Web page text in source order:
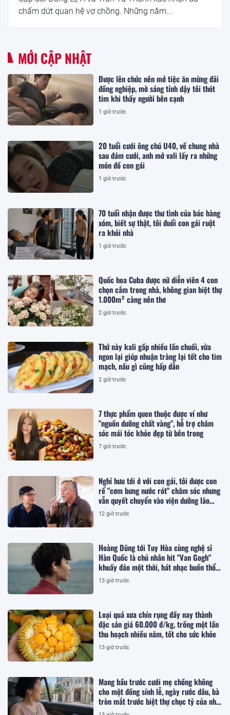
chấm dứt quan hệ vợ chồng. Những năm...
MỚI CẬP NHẬT
Được lên chức nên mở tiệc ăn mừng đãi
đồng nghiệp, mờ sáng tỉnh dậy tôi thót
tim khi thấy người bên cạnh
1 giờ trước
20 tuổi cưới ông chú U40, về chung nhà
sau đám cưới, anh mở vali lấy ra những
món đồ con gái
1 giờ trước
70 tuổi nhận được thư tình của bác hàng
xóm, biết sự thật, tôi đuổi con gái ruột
ra khỏi nhà
1 giờ trước
Quốc hoa Cuba được nữ diễn viên 4 con
chọn cắm trong nhà, không gian biệt thự
1.000m² càng nên thơ
2 giờ trước
Thứ này kali gấp nhiều lần chuối, vừa
ngon lại giúp nhuận tràng lại tốt cho tim
mạch, nấu gì cũng hấp dẫn
2 giờ trước
7 thực phẩm quen thuộc được ví như
"nguồn dưỡng chất vàng", hỗ trợ chăm
sóc mái tóc khỏe đẹp từ bên trong
7 giờ trước
Nghỉ hưu tới ở với con gái, tôi được con
rể "cơm bưng nước rót" chăm sóc nhưng
vẫn quyết chuyển vào viện dưỡng lão
sống
12 giờ trước
Hoàng Dũng tới Tuy Hòa cùng nghệ sĩ
Hàn Quốc là chủ nhân hit "Van Gogh"
khuấy đảo một thời, hát nhạc buồn thổn
thức
13 giờ trước
Loại quả xưa chín rụng đầy nay thành
đặc sản giá 60.000 đ/kg, trồng một lần
thu hoạch nhiều năm, tốt cho sức khỏe
13 giờ trước
Mang bầu trước cưới mẹ chồng không
cho một đồng sính lễ, ngày rước dâu, bà
tròn mắt trước biệt thự chục tỷ của nhà
tôi